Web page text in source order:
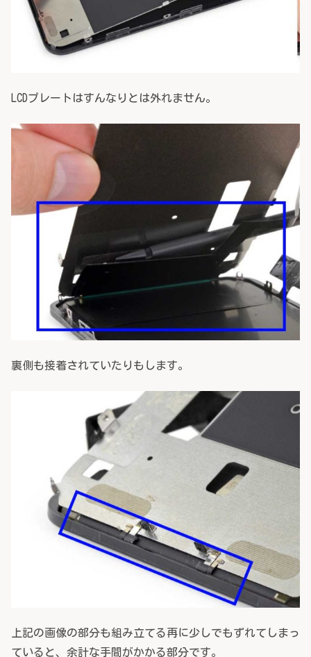
LCDプレートはすんなりとは外れません。
裏側も接着されていたりもします。
上記の画像の部分も組み立てる再に少しでもずれてしまっ
ていると、余計な手間がかかる部分です。